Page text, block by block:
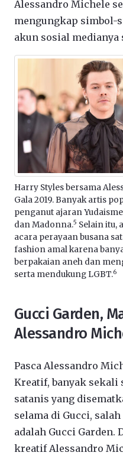
Alessandro Michele
mengungkap simbol-
akun sosial medianya
Harry Styles bersama
Gala 2019. Banyak artis
penganut ajaran
dan Madonna.5 Selain itu,
acara perayaan busana
fashion amal karena
berpakaian aneh dan
serta mendukung LGBT.6
Gucci Garden,
Alessandro
Pasca Alessandro
Kreatif, banyak
satanis yang
selama di Gucci,
adalah Gucci
kreatif Alessandro